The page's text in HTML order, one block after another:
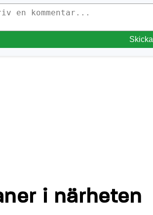
Skicka
i närheten